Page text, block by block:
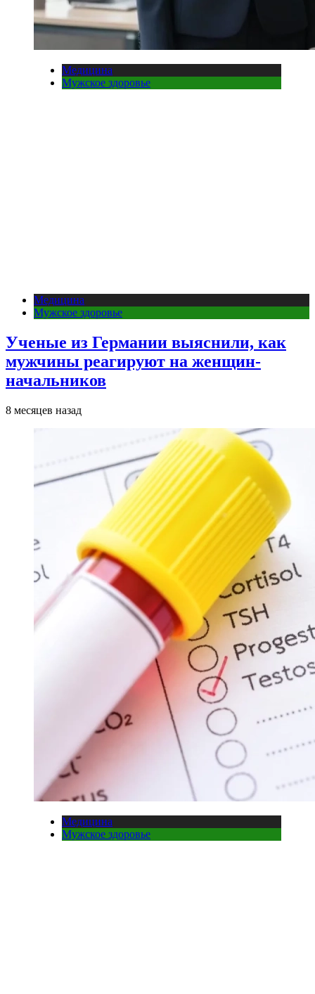
Медицина
Мужское здоровье
Медицина
Мужское здоровье
Ученые из Германии выяснили, как
мужчины реагируют на женщин-
начальников
8 месяцев назад
Медицина
Мужское здоровье